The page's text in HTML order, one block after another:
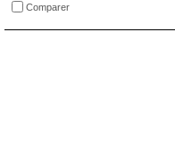
Comparer